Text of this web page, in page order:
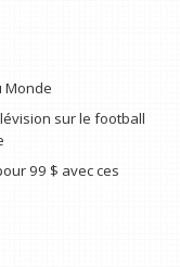
Monde
sur le football
99 $ avec ces